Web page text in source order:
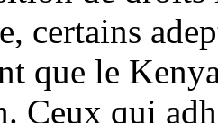
certains
que le
Ceux qui